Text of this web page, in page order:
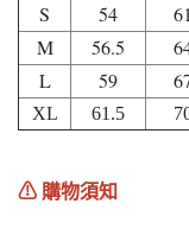
S 54 61
M 56.5
L 59
XL
61.5
⚠︎ 購物須知